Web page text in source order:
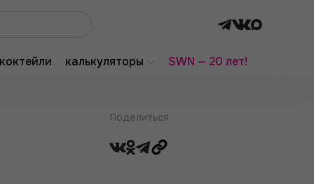
коктейли калькуляторы SWN — 20 лет!
Поделиться